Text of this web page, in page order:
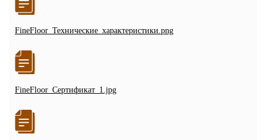
FineFloor_Технические_характеристики.png
FineFloor_Сертификат_1.jpg